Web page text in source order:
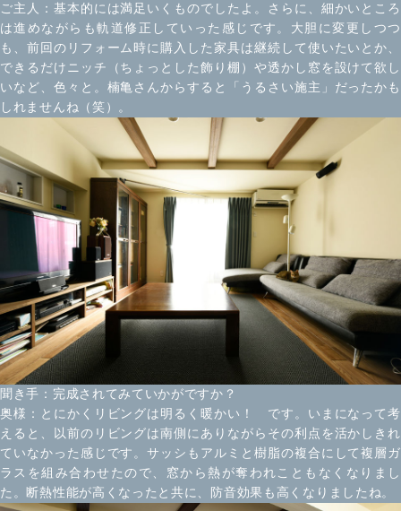
ご主人：基本的には満足いくものでしたよ。さらに、細かいところ
は進めながらも軌道修正していった感じです。大胆に変更しつつ
も、前回のリフォーム時に購入した家具は継続して使いたいとか、
できるだけニッチ（ちょっとした飾り棚）や透かし窓を設けて欲し
いなど、色々と。楠亀さんからすると「うるさい施主」だったかも
しれませんね（笑）。
聞き手：完成されてみていかがですか？
奥様：とにかくリビングは明るく暖かい！ です。いまになって考
えると、以前のリビングは南側にありながらその利点を活かしきれ
ていなかった感じです。サッシもアルミと樹脂の複合にして複層ガ
ラスを組み合わせたので、窓から熱が奪われこともなくなりまし
た。断熱性能が高くなったと共に、防音効果も高くなりましたね。